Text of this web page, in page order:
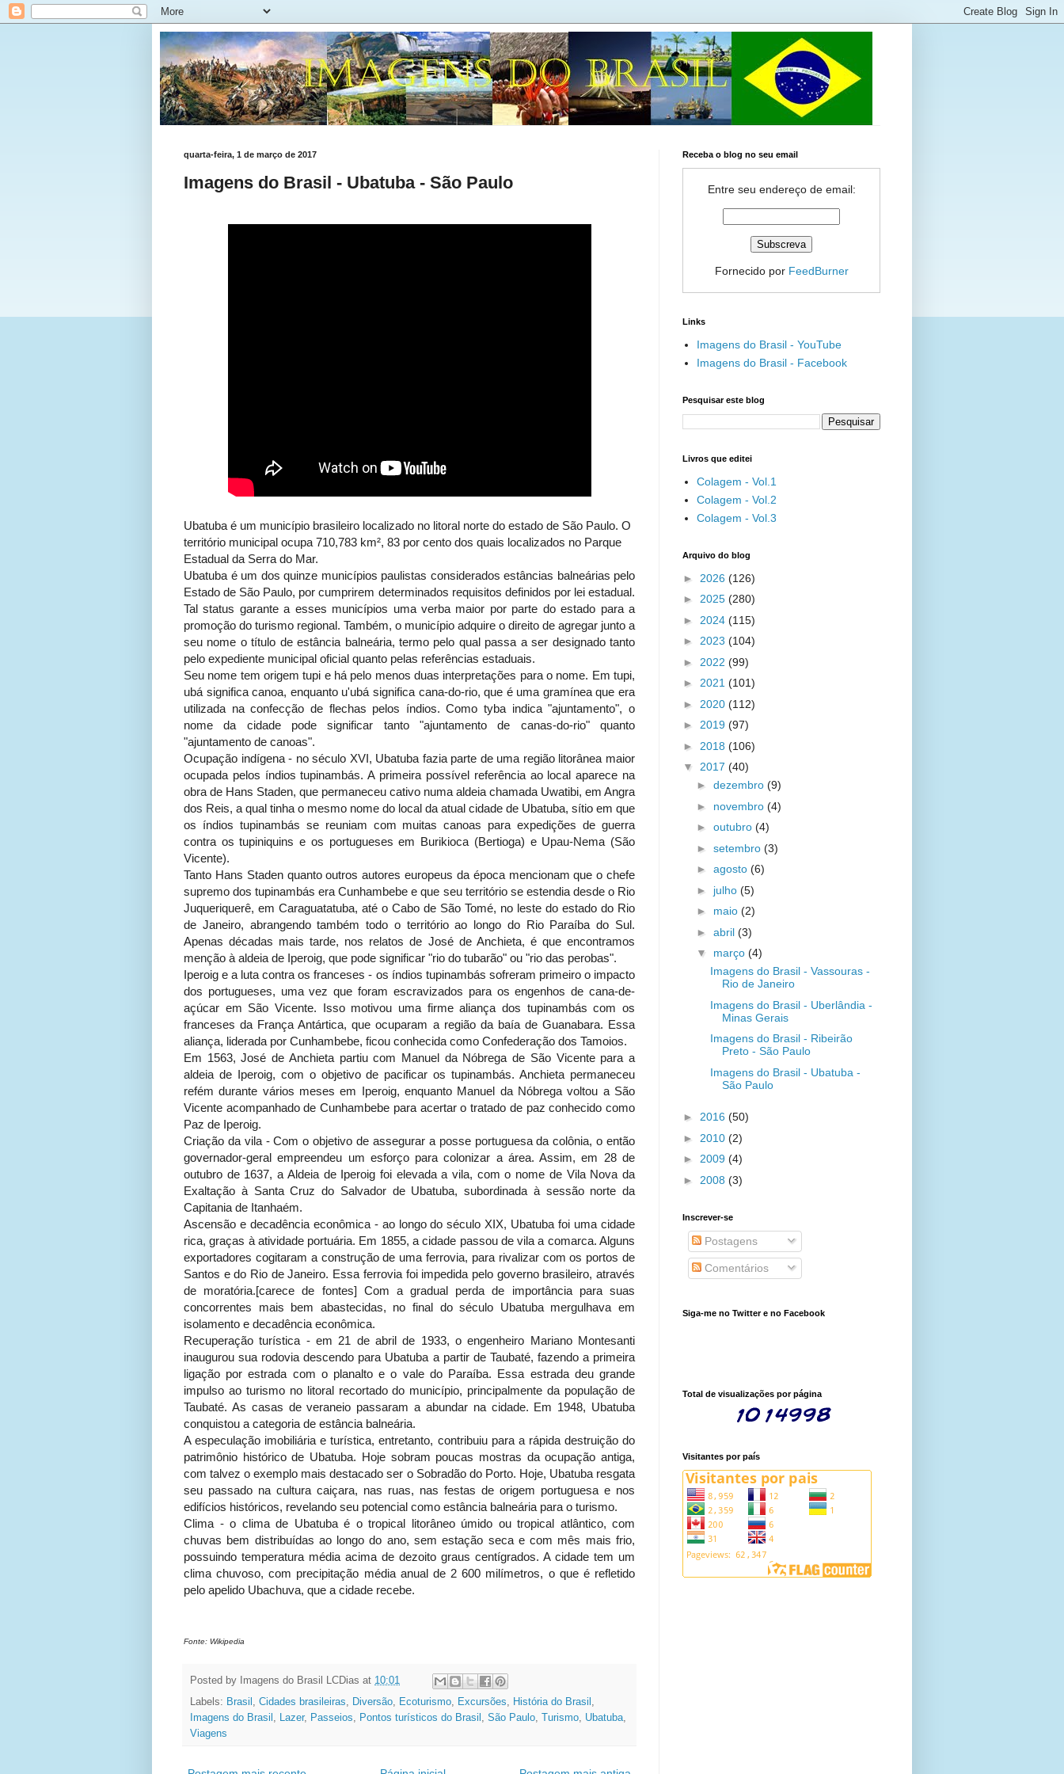
quarta-feira, 1 de março de 2017
Imagens do Brasil - Ubatuba - São Paulo
Ubatuba é um município brasileiro localizado no litoral norte do estado de São Paulo. O
território municipal ocupa 710,783 km², 83 por cento dos quais localizados no Parque
Estadual da Serra do Mar.
Ubatuba é um dos quinze municípios paulistas considerados estâncias balneárias pelo
Estado de São Paulo, por cumprirem determinados requisitos definidos por lei estadual.
Tal status garante a esses municípios uma verba maior por parte do estado para a
promoção do turismo regional. Também, o município adquire o direito de agregar junto a
seu nome o título de estância balneária, termo pelo qual passa a ser designado tanto
pelo expediente municipal oficial quanto pelas referências estaduais.
Seu nome tem origem tupi e há pelo menos duas interpretações para o nome. Em tupi,
ubá significa canoa, enquanto u'ubá significa cana-do-rio, que é uma gramínea que era
utilizada na confecção de flechas pelos índios. Como tyba indica "ajuntamento", o
nome da cidade pode significar tanto "ajuntamento de canas-do-rio" quanto
"ajuntamento de canoas".
Ocupação indígena - no século XVI, Ubatuba fazia parte de uma região litorânea maior
ocupada pelos índios tupinambás. A primeira possível referência ao local aparece na
obra de Hans Staden, que permaneceu cativo numa aldeia chamada Uwatibi, em Angra
dos Reis, a qual tinha o mesmo nome do local da atual cidade de Ubatuba, sítio em que
os índios tupinambás se reuniam com muitas canoas para expedições de guerra
contra os tupiniquins e os portugueses em Burikioca (Bertioga) e Upau-Nema (São
Vicente).
Tanto Hans Staden quanto outros autores europeus da época mencionam que o chefe
supremo dos tupinambás era Cunhambebe e que seu território se estendia desde o Rio
Juqueriquerê, em Caraguatatuba, até o Cabo de São Tomé, no leste do estado do Rio
de Janeiro, abrangendo também todo o território ao longo do Rio Paraíba do Sul.
Apenas décadas mais tarde, nos relatos de José de Anchieta, é que encontramos
menção à aldeia de Iperoig, que pode significar "rio do tubarão" ou "rio das perobas".
Iperoig e a luta contra os franceses - os índios tupinambás sofreram primeiro o impacto
dos portugueses, uma vez que foram escravizados para os engenhos de cana-de-
açúcar em São Vicente. Isso motivou uma firme aliança dos tupinambás com os
franceses da França Antártica, que ocuparam a região da baía de Guanabara. Essa
aliança, liderada por Cunhambebe, ficou conhecida como Confederação dos Tamoios.
Em 1563, José de Anchieta partiu com Manuel da Nóbrega de São Vicente para a
aldeia de Iperoig, com o objetivo de pacificar os tupinambás. Anchieta permaneceu
refém durante vários meses em Iperoig, enquanto Manuel da Nóbrega voltou a São
Vicente acompanhado de Cunhambebe para acertar o tratado de paz conhecido como
Paz de Iperoig.
Criação da vila - Com o objetivo de assegurar a posse portuguesa da colônia, o então
governador-geral empreendeu um esforço para colonizar a área. Assim, em 28 de
outubro de 1637, a Aldeia de Iperoig foi elevada a vila, com o nome de Vila Nova da
Exaltação à Santa Cruz do Salvador de Ubatuba, subordinada à sessão norte da
Capitania de Itanhaém.
Ascensão e decadência econômica - ao longo do século XIX, Ubatuba foi uma cidade
rica, graças à atividade portuária. Em 1855, a cidade passou de vila a comarca. Alguns
exportadores cogitaram a construção de uma ferrovia, para rivalizar com os portos de
Santos e do Rio de Janeiro. Essa ferrovia foi impedida pelo governo brasileiro, através
de moratória.[carece de fontes] Com a gradual perda de importância para suas
concorrentes mais bem abastecidas, no final do século Ubatuba mergulhava em
isolamento e decadência econômica.
Recuperação turística - em 21 de abril de 1933, o engenheiro Mariano Montesanti
inaugurou sua rodovia descendo para Ubatuba a partir de Taubaté, fazendo a primeira
ligação por estrada com o planalto e o vale do Paraíba. Essa estrada deu grande
impulso ao turismo no litoral recortado do município, principalmente da população de
Taubaté. As casas de veraneio passaram a abundar na cidade. Em 1948, Ubatuba
conquistou a categoria de estância balneária.
A especulação imobiliária e turística, entretanto, contribuiu para a rápida destruição do
patrimônio histórico de Ubatuba. Hoje sobram poucas mostras da ocupação antiga,
com talvez o exemplo mais destacado ser o Sobradão do Porto. Hoje, Ubatuba resgata
seu passado na cultura caiçara, nas ruas, nas festas de origem portuguesa e nos
edifícios históricos, revelando seu potencial como estância balneária para o turismo.
Clima - o clima de Ubatuba é o tropical litorâneo úmido ou tropical atlântico, com
chuvas bem distribuídas ao longo do ano, sem estação seca e com mês mais frio,
possuindo temperatura média acima de dezoito graus centígrados. A cidade tem um
clima chuvoso, com precipitação média anual de 2 600 milímetros, o que é refletido
pelo apelido Ubachuva, que a cidade recebe.
Fonte: Wikipedia
Posted by Imagens do Brasil LCDias at 10:01
Labels: Brasil Cidades brasileiras Diversão Ecoturismo Excursões História do Brasil
Imagens do Brasil
Lazer, Passeios Pontos turísticos do Brasil São Paulo Turismo Ubatuba
Viagens
Receba o blog no seu email
Entre seu endereço de email:
Fornecido por FeedBurner
Links
Imagens do Brasil - YouTube
Imagens do Brasil - Facebook
Pesquisar este blog
Livros que editei
Colagem - Vol.1
Colagem - Vol.2
Colagem - Vol.3
Arquivo do blog
► 2026 (126)
► 2025 (280)
► 2024 (115)
► 2023 (104)
► 2022 (99)
► 2021 (101)
► 2020 (112)
► 2019 (97)
► 2018 (106)
▼ 2017 (40)
► dezembro (9)
► novembro (4)
► outubro (4)
► setembro (3)
► agosto (6)
► julho (5)
► maio (2)
► abril (3)
▼ março (4)
Imagens do Brasil - Vassouras -
Rio de Janeiro
Imagens do Brasil - Uberlândia -
Minas Gerais
Imagens do Brasil - Ribeirão
Preto - São Paulo
Imagens do Brasil - Ubatuba -
São Paulo
► 2016 (50)
► 2010 (2)
► 2009 (4)
► 2008 (3)
Inscrever-se
Postagens
Comentários
Siga-me no Twitter e no Facebook
Total de visualizações por página
Visitantes por país